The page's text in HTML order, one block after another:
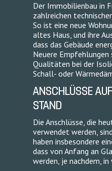
Der Immobilienbau in
zahlreichen
So ist eine neue
altes Haus, und ihre
dass das Gebäude
Neuere
Qualitäten bei der
Schall- oder
ANSCHLÜSSE
STAND
Die Anschlüsse, die
verwendet werden,
haben insbesondere
dass von Anfang an
werden, je nachdem,